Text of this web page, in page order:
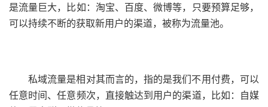
是流量巨大，比如：淘宝、百度、微博等，只要预算足够，
可以持续不断的获取新用户的渠道，被称为流量池。
私域流量是相对其而言的，指的是我们不用付费，可以
任意时间、任意频次，直接触达到用户的渠道，比如：自媒